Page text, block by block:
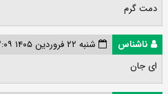
دمت گرم
ناشناس
شنبه ۲۲ فروردین ۱۴۰۵ ۱۸:۲۲:۰۹
ای جان